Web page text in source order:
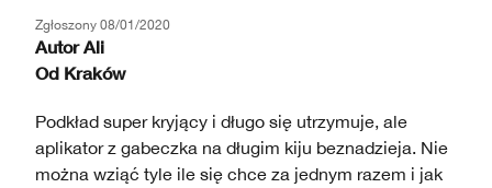
Zgłoszony 08/01/2020
Autor Ali
Od Kraków
Podkład super kryjący i długo się utrzymuje, ale
aplikator z gabeczka na długim kiju beznadzieja. Nie
można wziąć tyle ile się chce za jednym razem i jak